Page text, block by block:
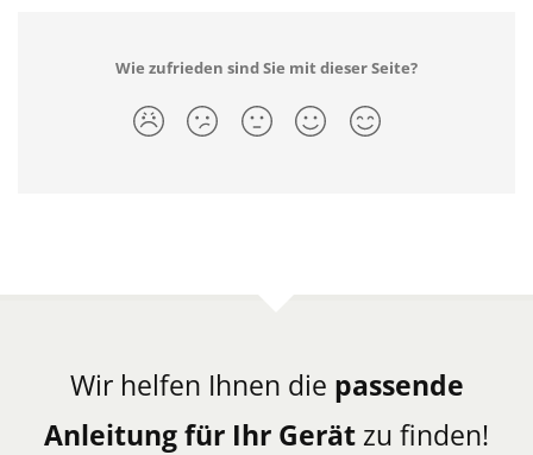
Wie zufrieden sind Sie mit dieser Seite?
Wir helfen Ihnen die passende
Anleitung für Ihr Gerät zu finden!